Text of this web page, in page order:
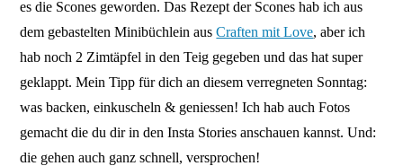
es die Scones geworden. Das Rezept der Scones hab ich aus
dem gebastelten Minibüchlein ausCraften mit Love, aber ich
hab noch 2 Zimtäpfel in den Teig gegeben und das hat super
geklappt. Mein Tipp für dich an diesem verregneten Sonntag:
was backen, einkuscheln & geniessen! Ich hab auch Fotos
gemacht die du dir in den Insta Stories anschauen kannst. Und:
die gehen auch ganz schnell, versprochen!